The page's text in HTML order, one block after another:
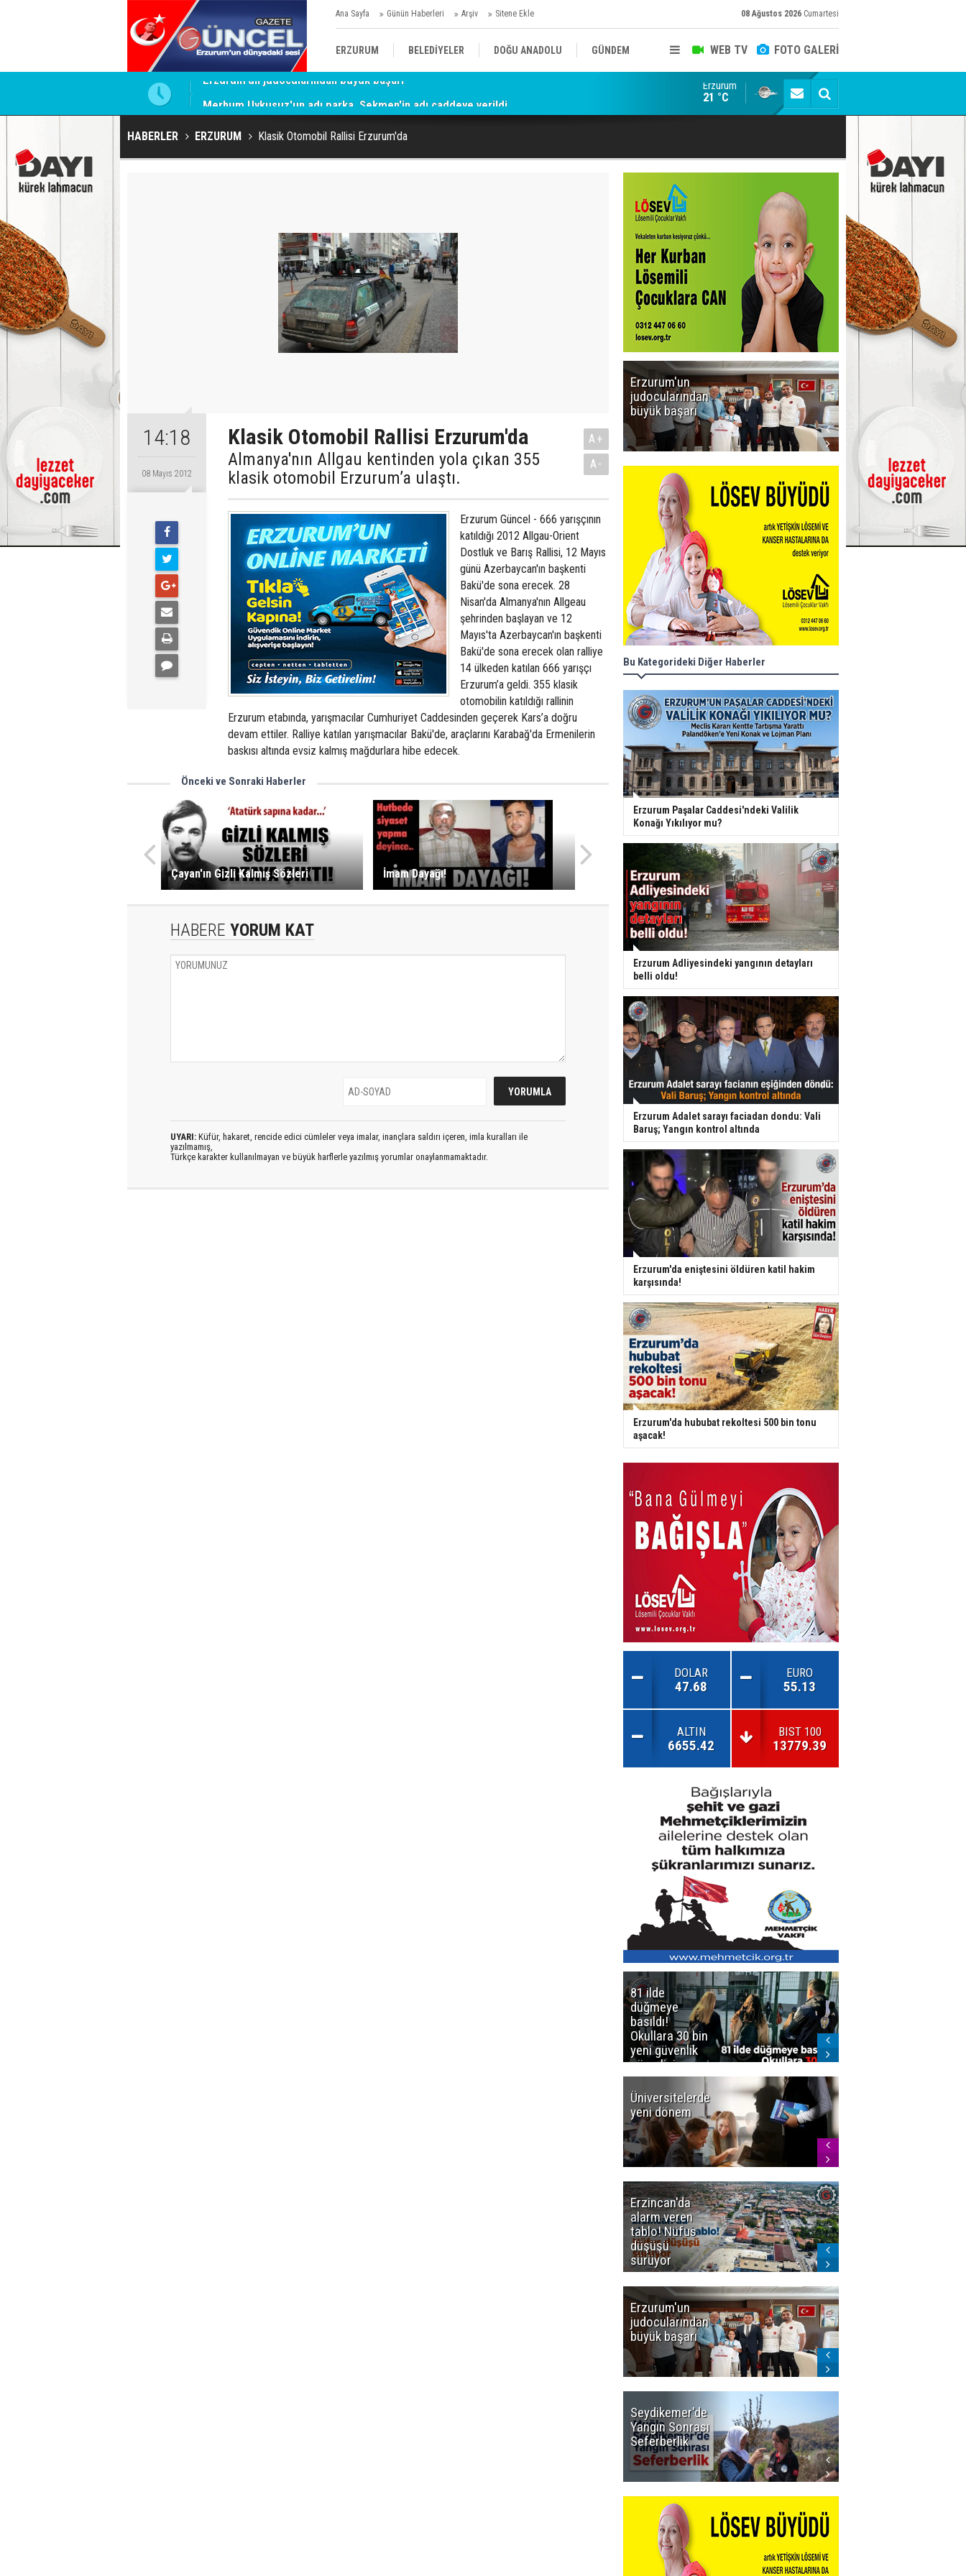
Ana Sayfa Günün Haberleri Arşiv Sitene Ekle 08 Ağustos 2026 Cumartesi
WEB TV FOTO GALERİ
ERZURUM BELEDİYELER DOĞU ANADOLU GÜNDEM
KÜLTÜR/SANAT//MAĞAZİN
Konuşanlar'a katıldı, söyledikleri başına iş açtı!
Erzurum
21 °C
HABERLER ERZURUM Klasik Otomobil Rallisi Erzurum'da
14:18
08 Mayıs 2012
Klasik Otomobil Rallisi Erzurum'da
Almanya'nın Allgau kentinden yola çıkan 355
klasik otomobil Erzurum’a ulaştı.
A+
A-
Erzurum Güncel - 666 yarışçının
katıldığı 2012 Allgau-Orient
Dostluk ve Barış Rallisi, 12 Mayıs
günü Azerbaycan'ın başkenti
Bakü'de sona erecek. 28
Nisan'da Almanya'nın Allgeau
şehrinden başlayan ve 12
Mayıs'ta Azerbaycan'ın başkenti
Bakü'de sona erecek olan ralliye
14 ülkeden katılan 666 yarışçı
Erzurum’a geldi. 355 klasik
otomobilin katıldığı rallinin
Erzurum etabında, yarışmacılar Cumhuriyet Caddesinden geçerek Kars’a doğru
devam ettiler. Ralliye katılan yarışmacılar Bakü'de, araçlarını Karabağ'da Ermenilerin
baskısı altında evsiz kalmış mağdurlara hibe edecek.
Önceki ve Sonraki Haberler
Çayan'ın Gizli Kalmış Sözleri İmam Dayağı!
HABERE YORUM KAT
UYARI: Küfür, hakaret, rencide edici cümleler veya imalar, inançlara saldırı içeren, imla kuralları ile
yazılmamış,
Türkçe karakter kullanılmayan ve büyük harflerle yazılmış yorumlar onaylanmamaktadır.
Erzurum'un
judocularından
büyük başarı
Bu Kategorideki Diğer Haberler
Erzurum Paşalar Caddesi'ndeki Valilik
Konağı Yıkılıyor mu?
Erzurum Adliyesindeki yangının detayları
belli oldu!
Erzurum Adalet sarayı faciadan dondu: Vali
Baruş; Yangın kontrol altında
Erzurum'da eniştesini öldüren katil hakim
karşısında!
Erzurum'da hububat rekoltesi 500 bin tonu
aşacak!
DOLAR
47.68
EURO
55.13
ALTIN
6655.42
BIST 100
13779.39
81 ilde
düğmeye
basıldı!
Okullara 30 bin
yeni güvenlik
görevlisi
Üniversitelerde
yeni dönem
Erzincan'da
alarm veren
tablo! Nüfus
düşüşü
sürüyor
Erzurum'un
judocularından
büyük başarı
Seydikemer'de
Yangın Sonrası
Seferberlik